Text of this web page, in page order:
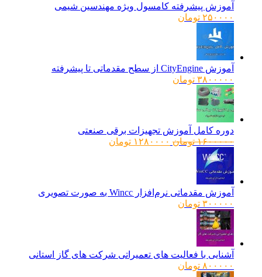
آموزش پیشرفته کامسول ویژه مهندسین شیمی
۲۵۰۰۰۰ تومان
آموزش CityEngine از سطح مقدماتی تا پیشرفته
۳۸۰۰۰۰۰ تومان
دوره کامل آموزش تجهیزات برقی صنعتی
۱۶۰۰۰۰۰ تومانقیمت
۱۲۸۰۰۰۰ تومانقیمت
آموزش مقدماتی نرم‌افزار Wincc به صورت تصویری
۳۰۰۰۰۰ تومان
آشنایی با فعالیت های تعمیراتی شرکت های گاز استانی
۸۰۰۰۰۰ تومان